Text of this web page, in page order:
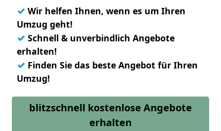
✓ Wir helfen Ihnen, wenn es um Ihren
Umzug geht!
✓ Schnell & unverbindlich Angebote
erhalten!
✓ Finden Sie das beste Angebot für Ihren
Umzug!
blitzschnell kostenlose Angebote
erhalten